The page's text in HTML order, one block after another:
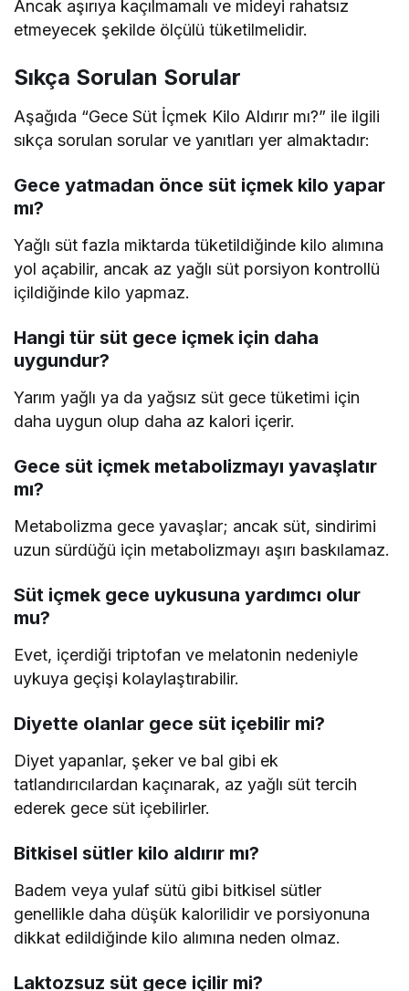
Ancak aşırıya kaçılmamalı ve mideyi rahatsız
etmeyecek şekilde ölçülü tüketilmelidir.
Sıkça Sorulan Sorular
Aşağıda “Gece Süt İçmek Kilo Aldırır mı?” ile ilgili
sıkça sorulan sorular ve yanıtları yer almaktadır:
Gece yatmadan önce süt içmek kilo yapar
mı?
Yağlı süt fazla miktarda tüketildiğinde kilo alımına
yol açabilir, ancak az yağlı süt porsiyon kontrollü
içildiğinde kilo yapmaz.
Hangi tür süt gece içmek için daha
uygundur?
Yarım yağlı ya da yağsız süt gece tüketimi için
daha uygun olup daha az kalori içerir.
Gece süt içmek metabolizmayı yavaşlatır
mı?
Metabolizma gece yavaşlar; ancak süt, sindirimi
uzun sürdüğü için metabolizmayı aşırı baskılamaz.
Süt içmek gece uykusuna yardımcı olur
mu?
Evet, içerdiği triptofan ve melatonin nedeniyle
uykuya geçişi kolaylaştırabilir.
Diyette olanlar gece süt içebilir mi?
Diyet yapanlar, şeker ve bal gibi ek
tatlandırıcılardan kaçınarak, az yağlı süt tercih
ederek gece süt içebilirler.
Bitkisel sütler kilo aldırır mı?
Badem veya yulaf sütü gibi bitkisel sütler
genellikle daha düşük kalorilidir ve porsiyonuna
dikkat edildiğinde kilo alımına neden olmaz.
Laktozsuz süt gece içilir mi?